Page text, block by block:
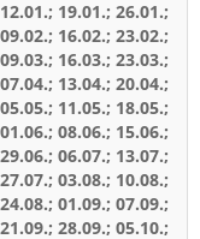
19.01.; 26.01.;
16.02.; 23.02.;
16.03.; 23.03.;
13.04.; 20.04.;
11.05.; 18.05.;
08.06.; 15.06.;
06.07.; 13.07.;
03.08.; 10.08.;
01.09.; 07.09.;
28.09.; 05.10.;